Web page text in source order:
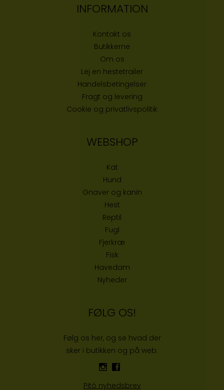
INFORMATION
Kontakt os
Butikkerne
Om os
Lej en hestetrailer
Handelsbetingelser
Fragt og levering
Cookie og privatlivspolitik
WEBSHOP
Kat
Hund
Gnaver og kanin
Hest
Reptil
Fugl
Fjerkræ
Fisk
Havedam
Nyheder
FØLG OS!
Følg os her, og se hvad der
sker i butikken og på web:
Pitó nyhedsbrev